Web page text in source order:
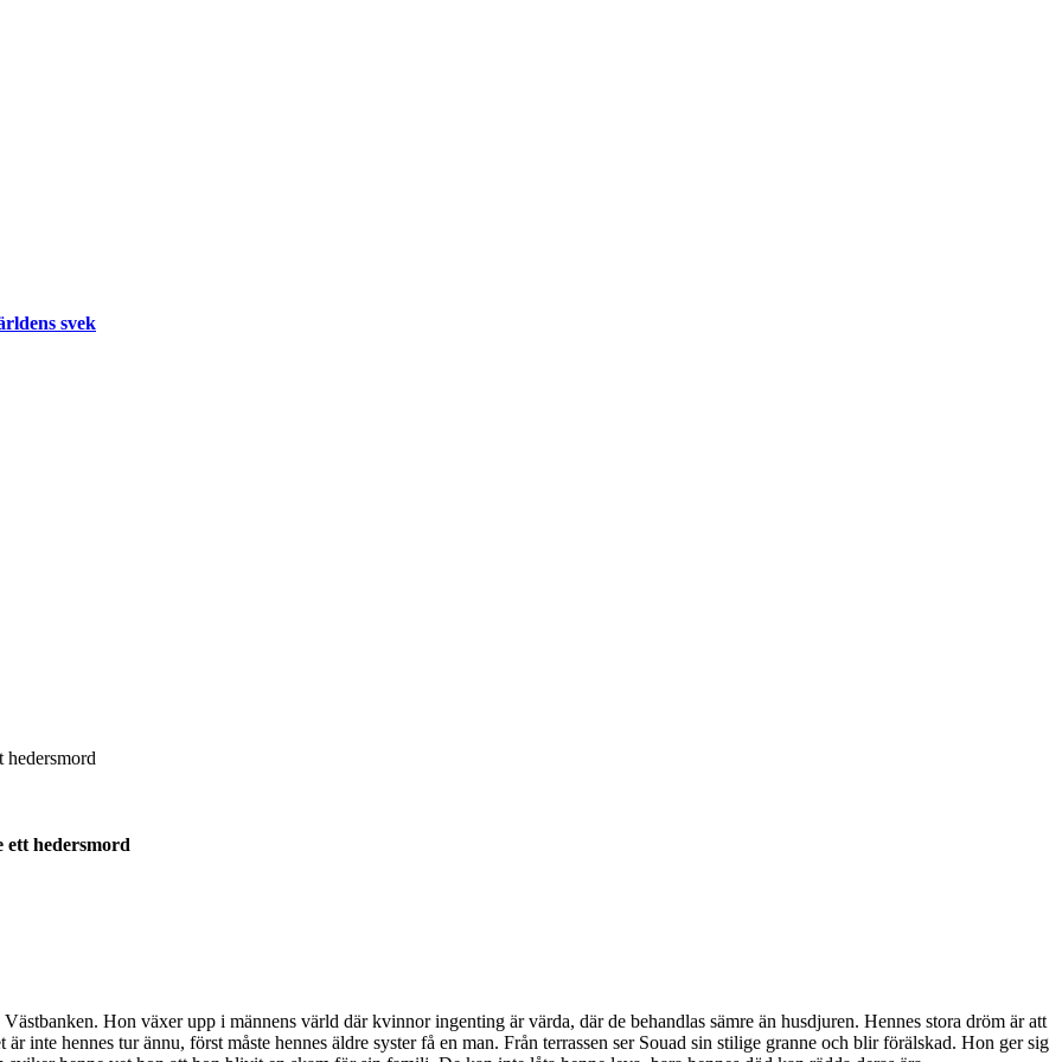
svek
ett hedersmord
Hon växer upp i männens värld där kvinnor ingenting är värda, där de behandlas sämre än husdjuren. Hennes stora dröm är att
inte hennes tur ännu, först måste hennes äldre syster få en man. Från terrassen ser Souad sin stilige granne och blir förälskad. Hon ger sig